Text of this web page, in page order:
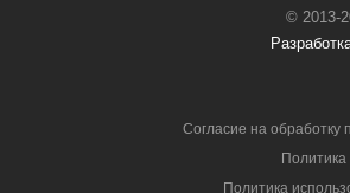
© 2013-
Согласие на обработку
Политика
Политика